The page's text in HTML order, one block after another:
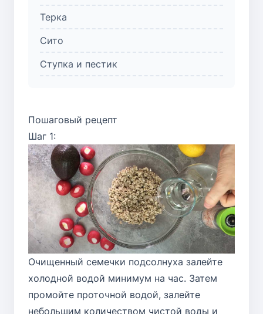
Терка
Сито
Ступка и пестик
Пошаговый рецепт
Шаг 1:
Очищенный семечки подсолнуха залейте
холодной водой минимум на час. Затем
промойте проточной водой, залейте
небольшим количеством чистой воды и